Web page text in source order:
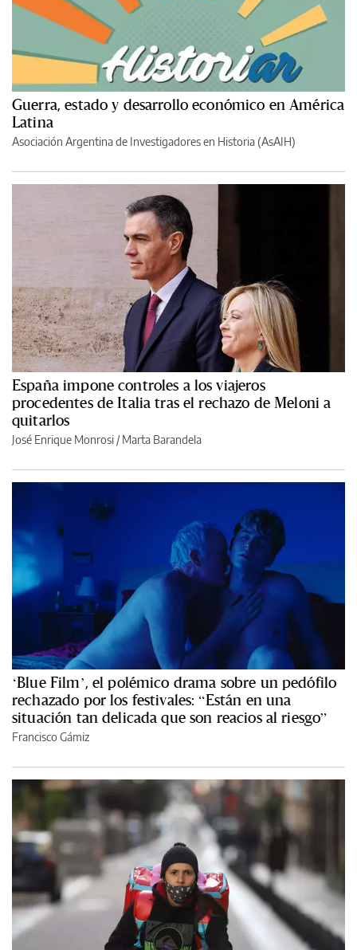
Guerra, estado y desarrollo económico en América
Latina
Asociación Argentina de Investigadores en Historia (AsAIH)
España impone controles a los viajeros
procedentes de Italia tras el rechazo de Meloni a
quitarlos
José Enrique Monrosi / Marta Barandela
‘Blue Film’, el polémico drama sobre un pedófilo
rechazado por los festivales: “Están en una
situación tan delicada que son reacios al riesgo”
Francisco Gámiz